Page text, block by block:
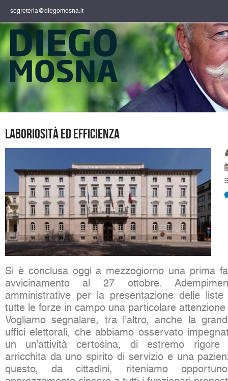
segreteria@diegomosna.it
Laboriosità ed efficienza
Si è conclusa oggi a mezzogiorno una prima
avvicinamento al 27 ottobre.
amministrative per la presentazione delle
tutte le forze in campo una particolare
Vogliamo segnalare, tra l’altro, anche la
uffici elettorali, che abbiamo osservato
un un’attività certosina, di estremo rigore
arricchita da uno spirito di servizio e una
questo, da cittadini, riteniamo